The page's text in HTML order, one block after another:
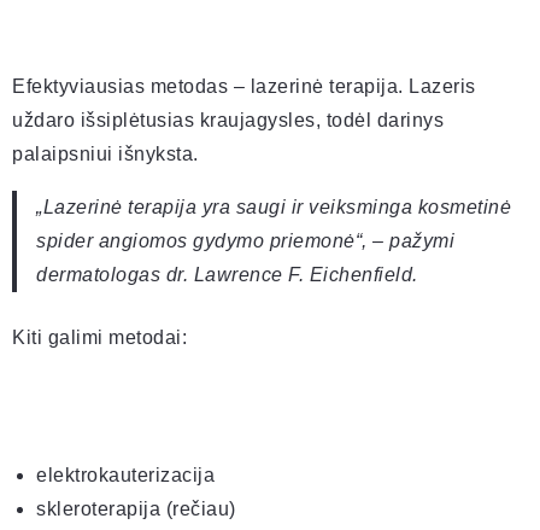
Efektyviausias metodas – lazerinė terapija. Lazeris
uždaro išsiplėtusias kraujagysles, todėl darinys
palaipsniui išnyksta.
„Lazerinė terapija yra saugi ir veiksminga kosmetinė
spider angiomos gydymo priemonė“, – pažymi
dermatologas dr. Lawrence F. Eichenfield.
Kiti galimi metodai:
elektrokauterizacija
skleroterapija (rečiau)